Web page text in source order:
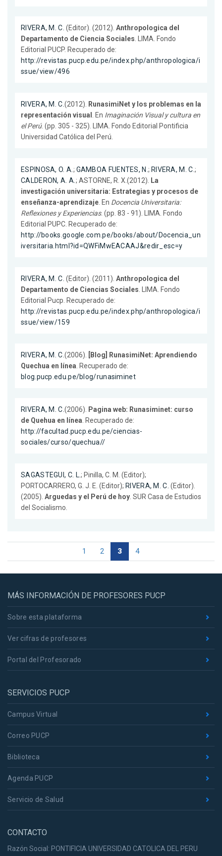
RIVERA, M. C. (Editor). (2012). Anthropologica del
Departamento de Ciencia Sociales. LIMA. Fondo
Editorial PUCP. Recuperado de:
http://revistas.pucp.edu.pe/index.php/anthropologica/i
ssue/view/496
RIVERA, M. C.(2012). RunasimiNet y los problemas en la
representación visual . En Imaginación Visual y cultura en
el Perú. (pp. 305 - 325). LIMA. Fondo Editorial Pontificia
Universidad Católica del Perú.
ESPINOSA, O. A.; GAMBOA FUENTES, N.; RIVERA, M. C.;
CALDERON, A. A.; ASTORNE, R. X.(2012). La
investigación universitaria: Estrategias y procesos de
enseñanza-aprendizaje. En Docencia Universitaria:
Reflexiones y Experiencias. (pp. 83 - 91). LIMA. Fondo
Editorial PUPC. Recuperado de:
http://books.google.com.pe/books/about/Docencia_un
iversitaria.html?id=QWFiMwEACAAJ&redir_esc=y
RIVERA, M. C. (Editor). (2011). Anthropologica del
Departamento de Ciencias Sociales. LIMA. Fondo
Editorial Pucp. Recuperado de:
http://revistas.pucp.edu.pe/index.php/anthropologica/i
ssue/view/159
RIVERA, M. C.(2006).
[Blog] RunasimiNet: Aprendiendo
Quechua en línea. Recuperado de:
blog.pucp.edu.pe/blog/runasiminet
RIVERA, M. C.(2006). Pagina web: Runasiminet: curso
de Quehua en línea. Recuperado de:
http://facultad.pucp.edu.pe/ciencias-
sociales/curso/quechua//
SAGASTEGUI, C. L.; Pinilla, C. M. (Editor);
PORTOCARRERO, G. J. E. (Editor); RIVERA, M. C. (Editor).
(2005). Arguedas y el Perú de hoy. SUR Casa de Estudios
del Socialismo.
1 2 3 4
MÁS INFORMACIÓN DE PROFESORES PUCP
Sobre esta plataforma
Ver cifras de profesores
Portal del Profesorado
SERVICIOS PUCP
Campus Virtual
Correo PUCP
Biblioteca
Agenda PUCP
Servicio de Salud
CONTACTO
Razón Social: PONTIFICIA UNIVERSIDAD CATOLICA DEL PERU